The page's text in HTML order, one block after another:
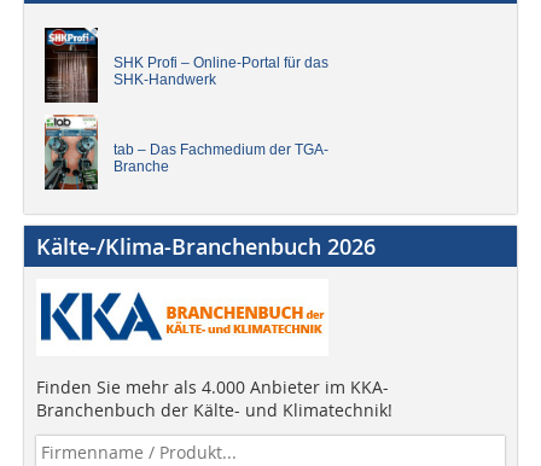
SHK Profi – Online-Portal für das
SHK-Handwerk
tab – Das Fachmedium der TGA-
Branche
Kälte-/Klima-Branchenbuch 2026
Finden Sie mehr als 4.000 Anbieter im KKA-
Branchenbuch der Kälte- und Klimatechnik!